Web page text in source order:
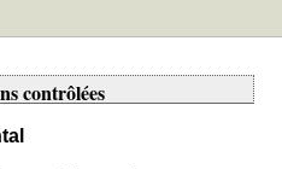
contrôlées